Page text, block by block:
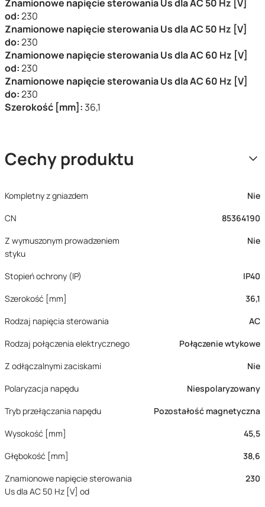
Znamionowe napięcie sterowania Us dla AC 50 Hz [V]
od:230
Znamionowe napięcie sterowania Us dla AC 50 Hz [V]
do:230
Znamionowe napięcie sterowania Us dla AC 60 Hz [V]
od:230
Znamionowe napięcie sterowania Us dla AC 60 Hz [V]
do:230
Szerokość [mm]: 36,1
Cechy produktu
Kompletny z gniazdem
Nie
CN
85364190
Z wymuszonym prowadzeniem
styku
Nie
Stopień ochrony (IP)
IP40
Szerokość [mm]
36,1
Rodzaj napięcia sterowania
AC
Rodzaj połączenia elektrycznego
Połączenie wtykowe
Z odłączalnymi zaciskami
Nie
Polaryzacja napędu
Niespolaryzowany
Tryb przełączania napędu
Pozostałość magnetyczna
Wysokość [mm]
45,5
Głębokość [mm]
38,6
Znamionowe napięcie sterowania
Us dla AC 50 Hz [V] od
230